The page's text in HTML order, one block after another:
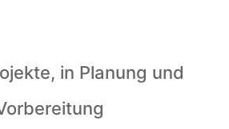
in Planung und